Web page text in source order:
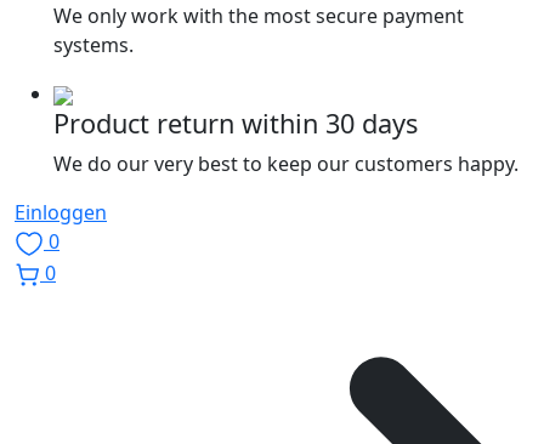
We only work with the most secure payment
systems.
Product return within 30 days
We do our very best to keep our customers happy.
Einloggen
0
0